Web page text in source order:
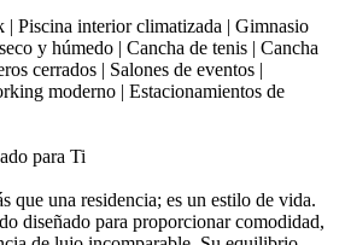
| Piscina interior climatizada | Gimnasio
y húmedo | Cancha de tenis | Cancha
cerrados | Salones de eventos |
moderno | Estacionamientos de
para Ti
que una residencia; es un estilo de vida.
diseñado para proporcionar comodidad,